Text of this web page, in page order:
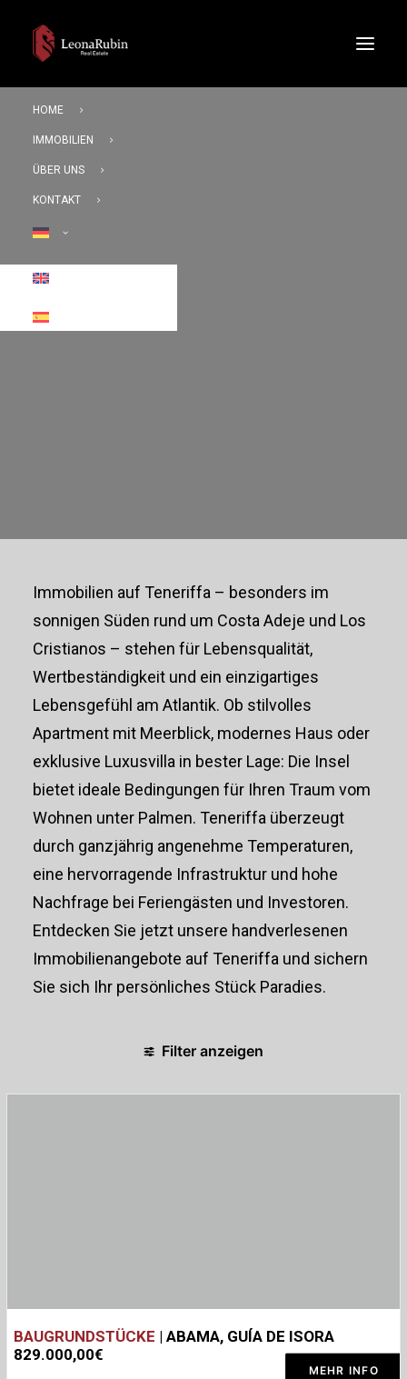
HOME
IMMOBILIEN
ÜBER UNS
KONTAKT
Immobilien auf Teneriffa – besonders im
sonnigen Süden rund um Costa Adeje und Los
Cristianos – stehen für Lebensqualität,
Wertbeständigkeit und ein einzigartiges
Lebensgefühl am Atlantik. Ob stilvolles
Apartment mit Meerblick, modernes Haus oder
exklusive Luxusvilla in bester Lage: Die Insel
bietet ideale Bedingungen für Ihren Traum vom
Wohnen unter Palmen. Teneriffa überzeugt
durch ganzjährig angenehme Temperaturen,
eine hervorragende Infrastruktur und hohe
Nachfrage bei Feriengästen und Investoren.
Entdecken Sie jetzt unsere handverlesenen
Immobilienangebote auf Teneriffa und sichern
Sie sich Ihr persönliches Stück Paradies.
Filter anzeigen
BAUGRUNDSTÜCKE | ABAMA, GUÍA DE ISORA
829.000,00€
MEHR INFO